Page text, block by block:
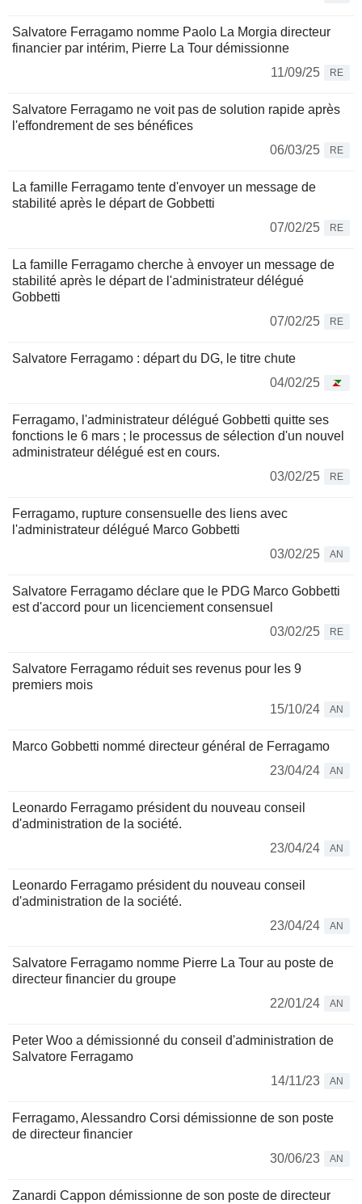
Salvatore Ferragamo nomme Paolo La Morgia directeur
financier par intérim, Pierre La Tour démissionne
11/09/25
RE
Salvatore Ferragamo ne voit pas de solution rapide après
l'effondrement de ses bénéfices
06/03/25
RE
La famille Ferragamo tente d'envoyer un message de
stabilité après le départ de Gobbetti
07/02/25
RE
La famille Ferragamo cherche à envoyer un message de
stabilité après le départ de l'administrateur délégué
Gobbetti
07/02/25
RE
Salvatore Ferragamo : départ du DG, le titre chute
04/02/25
Ferragamo, l'administrateur délégué Gobbetti quitte ses
fonctions le 6 mars ; le processus de sélection d'un nouvel
administrateur délégué est en cours.
03/02/25
RE
Ferragamo, rupture consensuelle des liens avec
l'administrateur délégué Marco Gobbetti
03/02/25
AN
Salvatore Ferragamo déclare que le PDG Marco Gobbetti
est d'accord pour un licenciement consensuel
03/02/25
RE
Salvatore Ferragamo réduit ses revenus pour les 9
premiers mois
15/10/24
AN
Marco Gobbetti nommé directeur général de Ferragamo
23/04/24
AN
Leonardo Ferragamo président du nouveau conseil
d'administration de la société.
23/04/24
AN
Leonardo Ferragamo président du nouveau conseil
d'administration de la société.
23/04/24
AN
Salvatore Ferragamo nomme Pierre La Tour au poste de
directeur financier du groupe
22/01/24
AN
Peter Woo a démissionné du conseil d'administration de
Salvatore Ferragamo
14/11/23
AN
Ferragamo, Alessandro Corsi démissionne de son poste
de directeur financier
30/06/23
AN
Zanardi Cappon démissionne de son poste de directeur